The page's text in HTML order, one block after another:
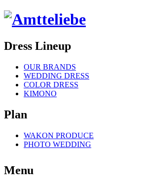
Dress Lineup
OUR BRANDS
WEDDING DRESS
COLOR DRESS
KIMONO
Plan
WAKON PRODUCE
PHOTO WEDDING
Menu